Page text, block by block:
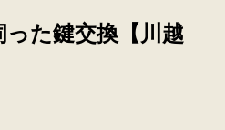
た鍵交換【川越